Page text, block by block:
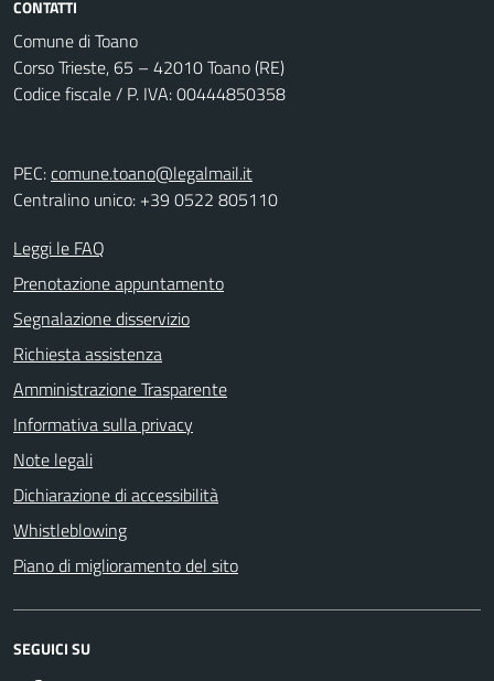
CONTATTI
Comune di Toano
Corso Trieste, 65 – 42010 Toano (RE)
Codice fiscale / P. IVA: 00444850358
PEC:comune.toano@legalmail.it
Centralino unico: +39 0522 805110
Leggi le FAQ
Prenotazione appuntamento
Segnalazione disservizio
Richiesta assistenza
Amministrazione Trasparente
Informativa sulla privacy
Note legali
Dichiarazione di accessibilità
Whistleblowing
Piano di miglioramento del sito
SEGUICI SU